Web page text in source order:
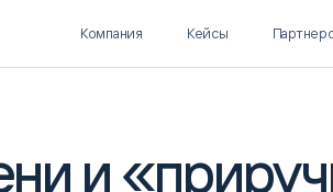
Компания Кейсы
и